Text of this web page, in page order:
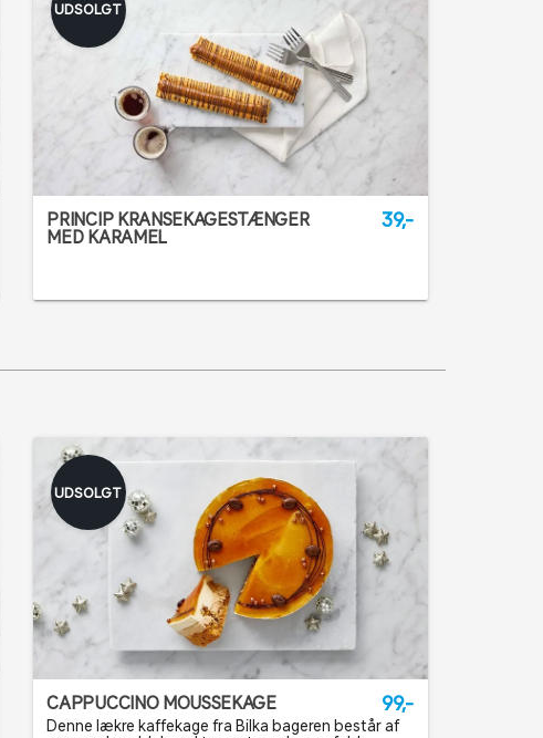
UDSOLGT
PRINCIP KRANSEKAGESTÆNGER
MED KARAMEL
39,-
UDSOLGT
CAPPUCCINO MOUSSEKAGE 99,-
Denne lækre kaffekage fra Bilka bageren består af